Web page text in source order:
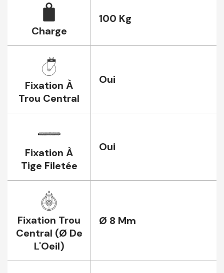
Charge
100 Kg
Fixation À
Trou Central
Oui
Fixation À
Tige Filetée
Oui
Fixation Trou
Central (Ø De
L'Oeil)
Ø 8 Mm